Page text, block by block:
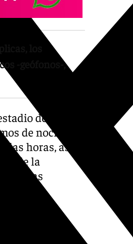
los
-geófonos-,
de béisbol
de noche,
las horas, así
de la